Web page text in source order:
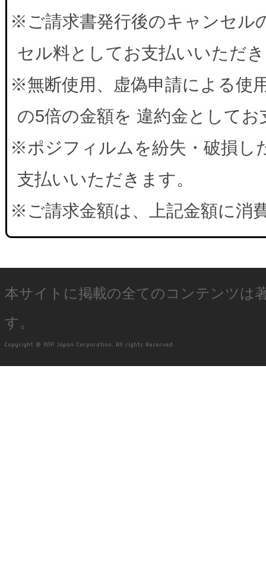
※ご請求書発行後のキャンセル
セル料としてお支払いいただ
※無断使用、虚偽申請による使
の5倍の金額を 違約金として
※ポジフィルムを紛失・破損し
支払いいただきます。
※ご請求金額は、上記金額に消
本サイトに掲載の全てのコンテンツは
す。